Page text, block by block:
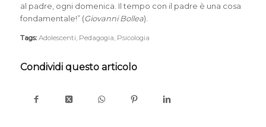
al padre, ogni domenica. Il tempo con il padre è una cosa
fondamentale!” (Giovanni Bollea).
Tags: Adolescenti, Pedagogia, Psicologia
Condividi questo articolo